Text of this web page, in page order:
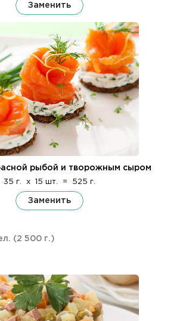
Заменить
рыбой и творожным сыром
35 г. x 15 шт. = 525 г.
Заменить
(2 500 г.)